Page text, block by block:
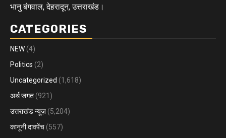
भानु बंगवाल, देहरादून, उत्तराखंड।
CATEGORIES
NEW (4)
Politics (2)
Uncategorized (1,618)
अर्थ जगत (921)
उत्तराखंड न्यूज़ (5,204)
कानूनी दावपेंच (557)